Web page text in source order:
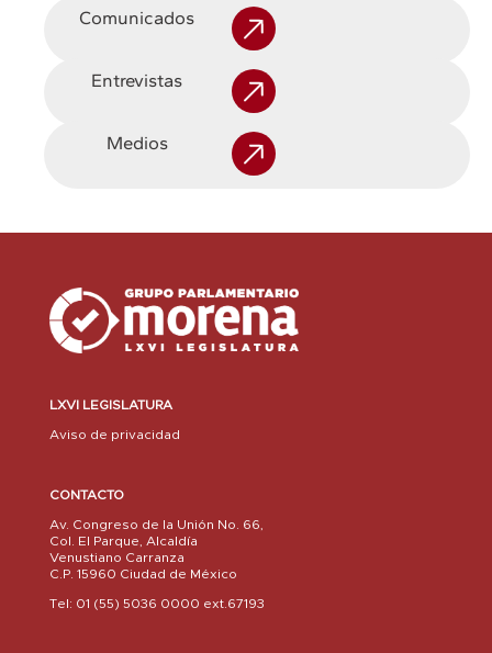
Comunicados
Entrevistas
Medios
LXVI LEGISLATURA
Aviso de privacidad
CONTACTO
Av. Congreso de la Unión No. 66,
Col. El Parque, Alcaldía
Venustiano Carranza
C.P. 15960 Ciudad de México
Tel: 01 (55) 5036 0000 ext.67193